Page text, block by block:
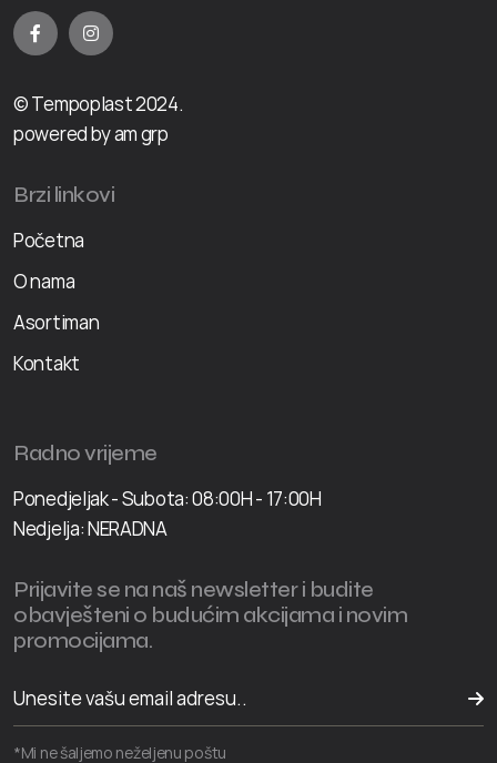
© Tempoplast 2024.
powered by am grp
Brzi linkovi
Početna
O nama
Asortiman
Kontakt
Radno vrijeme
Ponedjeljak - Subota: 08:00H - 17:00H
Nedjelja: NERADNA
Prijavite se na naš newsletter i budite
obavješteni o budućim akcijama i novim
promocijama.
*Mi ne šaljemo neželjenu poštu